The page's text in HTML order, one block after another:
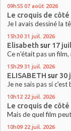
09h55 07 août 2026
Le croquis de côté
Je l avais dessiné la
15h30 31 juil. 2026
Elisabeth sur 17
Ce n'était pas un film,
15h29 31 juil. 2026
ELISABETH sur 30
Je ne sais pas si
10h12 22 juil. 2026
Le croquis de côté
Mais de quel film
10h09 22 juil. 2026